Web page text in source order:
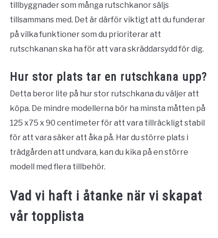
tillbyggnader som många rutschkanor säljs
tillsammans med. Det är därför viktigt att du funderar
på vilka funktioner som du prioriterar att
rutschkanan ska ha för att vara skräddarsydd för dig.
Hur stor plats tar en rutschkana upp?
Detta beror lite på hur stor rutschkana du väljer att
köpa. De mindre modellerna bör ha minsta måtten på
125 x75 x 90 centimeter för att vara tillräckligt stabil
för att vara säker att åka på. Har du större plats i
trädgården att undvara, kan du kika på en större
modell med flera tillbehör.
Vad vi haft i åtanke när vi skapat
vår topplista